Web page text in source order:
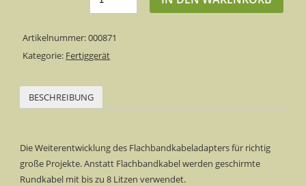
Artikelnummer:000871
Kategorie: Fertiggerät
BESCHREIBUNG
Die Weiterentwicklung des Flachbandkabeladapters für richtig
große Projekte. Anstatt Flachbandkabel werden geschirmte
Rundkabel mit bis zu 8 Litzen verwendet.